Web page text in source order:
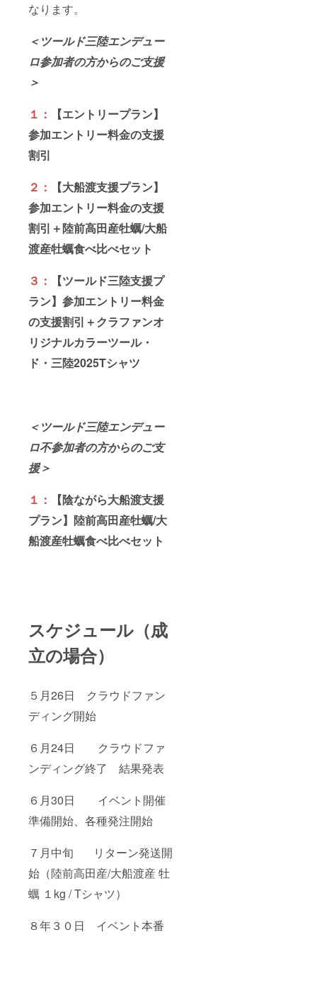
なります。
＜ツールド三陸エンデュー
ロ参加者の方からのご支援
＞
１：
【エントリープラン】
参加エントリー料金の支援
割引
２：
【大船渡支援プラン】
参加エントリー料金の支援
割引＋陸前高田産牡蠣/大船
渡産牡蠣食べ比べセット
３：
【ツールド三陸支援プ
ラン】参加エントリー料金
の支援割引＋クラファンオ
リジナルカラーツール・
ド・三陸2025Tシャツ
＜ツールド三陸エンデュー
ロ不参加者の方からのご支
援＞
１：
【陰ながら大船渡支援
プラン】陸前高田産牡蠣/大
船渡産牡蠣食べ比べセット
スケジュール（成
立の場合）
５月26日 クラウドファン
ディング開始
６月24日 クラウドファ
ンディング終了 結果発表
６月30日 イベント開催
準備開始、各種発注開始
７月中旬 リターン発送開
始（陸前高田産/大船渡産 牡
蠣 １kg / Tシャツ）
８年３０日 イベント本番